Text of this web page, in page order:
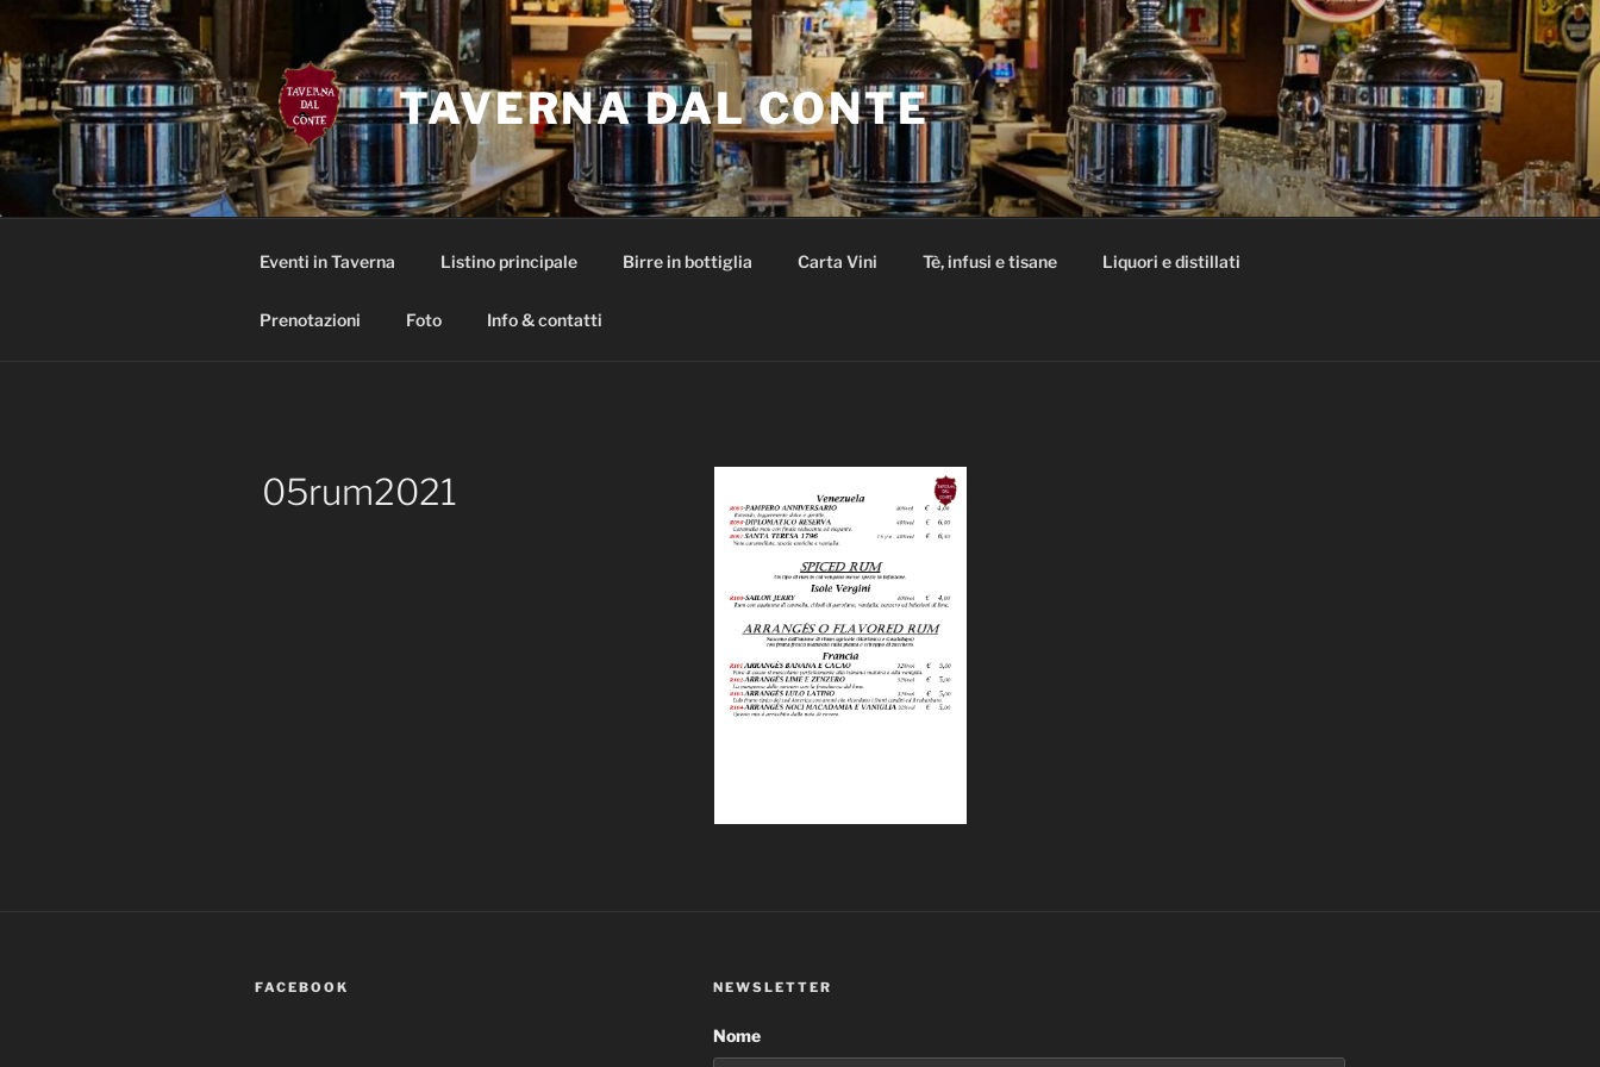
contenuto
TAVERNA DAL CONTE
Eventi in Taverna Listino principale Birre in bottiglia Carta Vini Tè, infusi e tisane Liquori e distillati
Prenotazioni Foto Info & contatti
05rum2021
FACEBOOK NEWSLETTER
Nome